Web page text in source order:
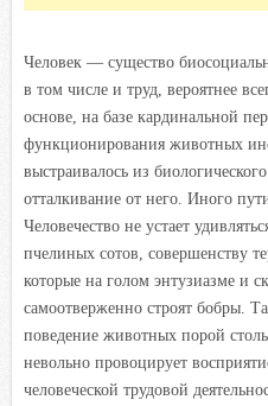
Человек — существо
в том числе и труд, вероятнее
основе, на базе кардинальной
функционирования животных
выстраивалось из
отталкивание от него. Иного
Человечество не устает
пчелиных сотов, совершенству
которые на голом энтузиазме и
самоотверженно строят бобры.
поведение животных порой
невольно провоцирует
человеческой трудовой